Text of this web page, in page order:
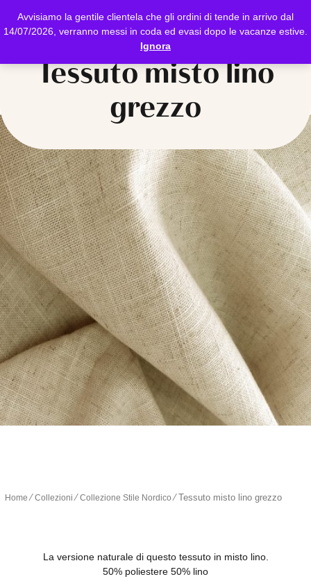
Avvisiamo la gentile clientela che gli ordini di tende in arrivo dal
14/07/2026, verranno messi in coda ed evasi dopo le vacanze estive.
Ignora
Tessuto misto lino
grezzo
Home ∕Collezioni ∕Collezione Stile Nordico ∕Tessuto misto lino grezzo
La versione naturale di questo tessuto in misto lino.
50% poliestere 50% lino